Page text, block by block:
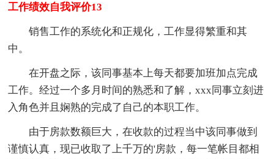
工作绩效自我评价13
销售工作的系统化和正规化，工作显得繁重和其
中。
在开盘之际，该同事基本上每天都要加班加点完成
工作。经过一个多月时间的熟悉和了解，xxx同事立刻进
入角色并且娴熟的完成了自己的本职工作。
由于房款数额巨大，在收款的过程当中该同事做到
谨慎认真，现已收取了上千万的'房款，每一笔帐目都相